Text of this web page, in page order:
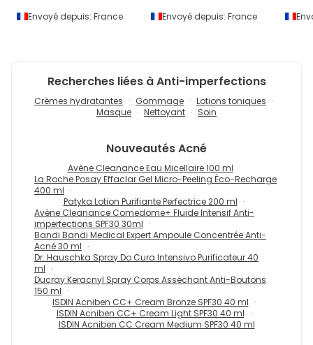
Envoyé depuis: France Envoyé depuis: France
Recherches liées à Anti-imperfections
Crèmes hydratantes Gommage
Lotions toniques
Masque
Nettoyant Soin
NouveautésAcné
Avène Cleanance Eau Micellaire 100 ml
La Roche Posay Effaclar Gel Micro-Peeling Éco-Recharge
400 ml
Patyka Lotion Purifiante Perfectrice 200 ml
Avène Cleanance Comedome+ Fluide Intensif Anti-
imperfections SPF30 30ml
Bandi Bandi Medical Expert Ampoule Concentrée Anti-
Acné 30 ml
Dr. Hauschka Spray Do Cura Intensivo Purificateur 40
ml
Ducray Keracnyl Spray Corps Asséchant Anti-Boutons
150 ml
ISDIN Acniben CC+ Cream Bronze SPF30 40 ml
ISDIN Acniben CC+ Cream Light SPF30 40 ml
ISDIN Acniben CC Cream Medium SPF30 40 ml